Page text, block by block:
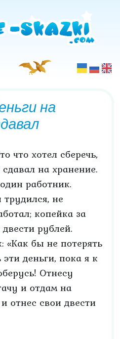
на
что хотел сберечь,
на хранение.
работник.
не
копейка за
рублей.
«Как бы не потерять
деньги, пока я к
Отнесу
и отдам на
отнес свои двести